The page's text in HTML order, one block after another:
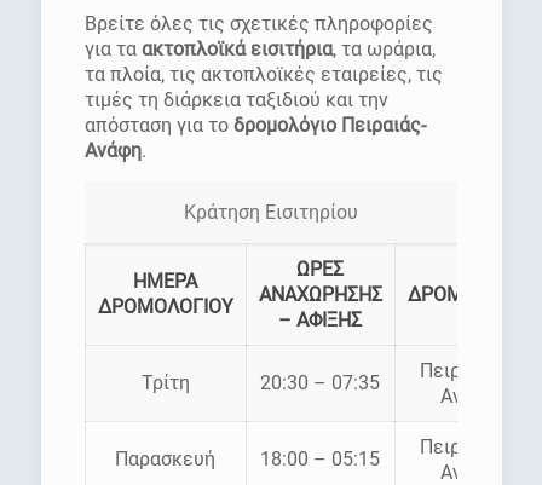
Βρείτε όλες τις σχετικές πληροφορίες
για τα ακτοπλοϊκά εισιτήρια, τα ωράρια,
τα πλοία, τις ακτοπλοϊκές εταιρείες, τις
τιμές τη διάρκεια ταξιδιού και την
απόσταση για τοδρομολόγιο Πειραιάς-
Ανάφη.
Κράτηση Εισιτηρίου
ΗΜΕΡΑ
ΔΡΟΜΟΛΟΓΙΟΥ
ΩΡΕΣ
ΑΝΑΧΩΡΗΣΗΣ
– ΑΦΙΞΗΣ
ΔΡΟΜΟΛΟΓΙΑ
Τρίτη 20:30 – 07:35
Πειραιάς –
Ανάφη
Παρασκευή 18:00 – 05:15
Πειραιάς –
Ανάφη